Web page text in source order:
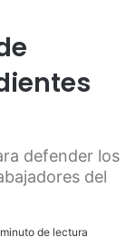
defender los
del
de lectura